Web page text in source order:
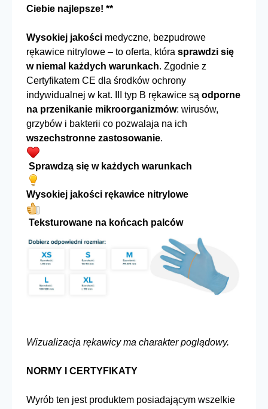
Ciebie najlepsze! **
Wysokiej jakości medyczne, bezpudrowe
rękawice nitrylowe – to oferta, która sprawdzi się
w niemal każdych warunkach. Zgodnie z
Certyfikatem CE dla środków ochrony
indywidualnej w kat. III typ B rękawice są odporne
na przenikanie mikroorganizmów: wirusów,
grzybów i bakterii co pozwalaja na ich
wszechstronne zastosowanie.
Sprawdzą się w każdych warunkach
Wysokiej jakości rękawice nitrylowe
Teksturowane na końcach palców
Wizualizacja rękawicy ma charakter poglądowy.
NORMY I CERTYFIKATY
Wyrób ten jest produktem posiadającym wszelkie